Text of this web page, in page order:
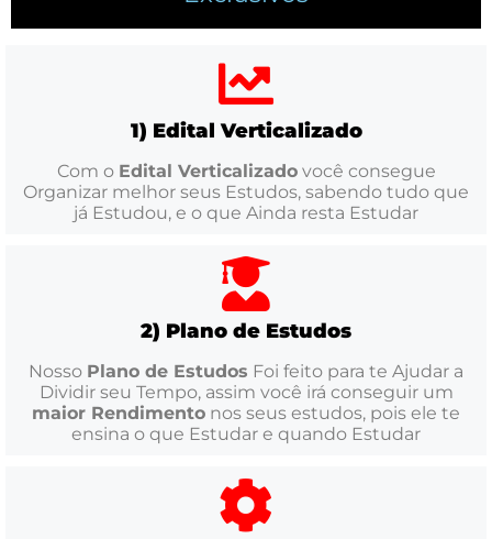
1) Edital Verticalizado
Com o Edital Verticalizadovocê consegue
Organizar melhor seus Estudos, sabendo tudo que
já Estudou, e o que Ainda resta Estudar
2) Plano de Estudos
Nosso Plano de Estudos Foi feito para te Ajudar a
Dividir seu Tempo, assim você irá conseguir um
maior Rendimento nos seus estudos, pois ele te
ensina o que Estudar e quando Estudar